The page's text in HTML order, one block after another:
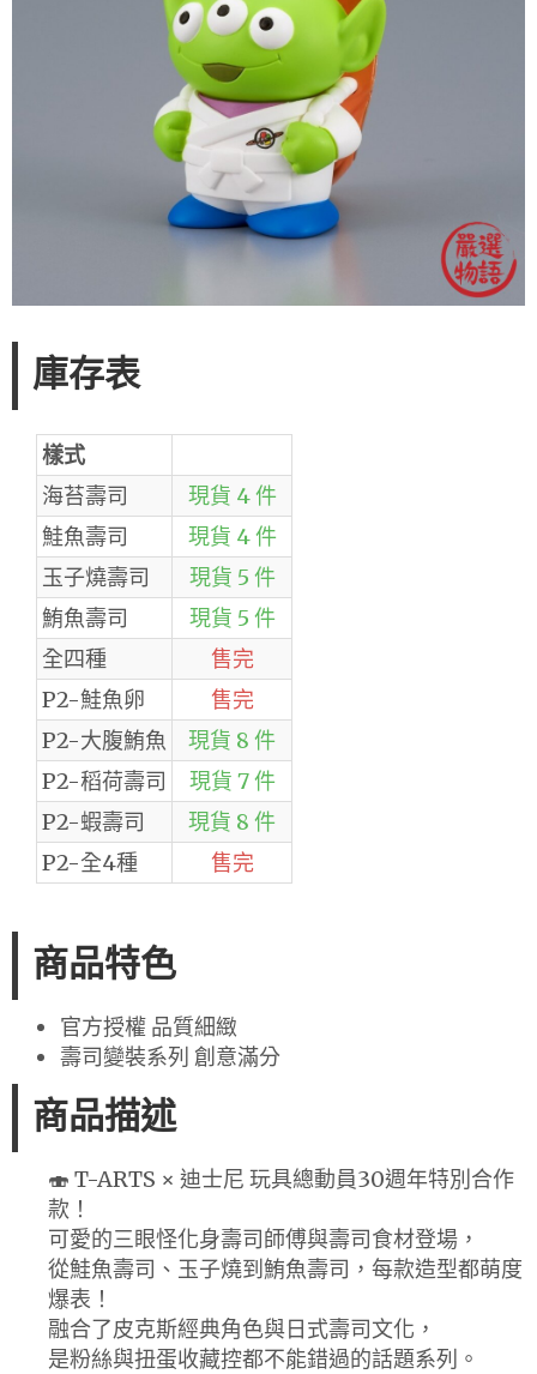
庫存表
樣式
海苔壽司
現貨 4 件
鮭魚壽司
現貨 4 件
玉子燒壽司
現貨 5 件
鮪魚壽司
現貨 5 件
全四種
售完
P2-鮭魚卵
售完
P2-大腹鮪魚
現貨 8 件
P2-稻荷壽司
現貨 7 件
P2-蝦壽司
現貨 8 件
P2-全4種
售完
商品特色
官方授權 品質細緻
壽司變裝系列 創意滿分
商品描述
🍣 T-ARTS × 迪士尼 玩具總動員30週年特別合作
款！
可愛的三眼怪化身壽司師傅與壽司食材登場，
從鮭魚壽司、玉子燒到鮪魚壽司，每款造型都萌度
爆表！
融合了皮克斯經典角色與日式壽司文化，
是粉絲與扭蛋收藏控都不能錯過的話題系列。